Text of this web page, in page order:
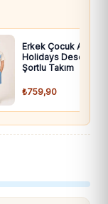
Erkek Çocuk Always
Holidays Desenli
Şortlu Takım
₺759,90